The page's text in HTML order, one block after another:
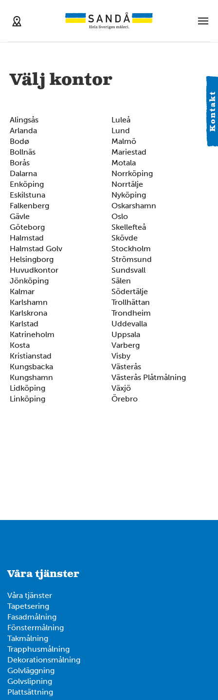
Kontakt
6
Välj kontor
Alingsås
Arlanda
Bodø
Bollnäs
Borås
Dalarna
Enköping
Eskilstuna
Falkenberg
Gävle
Göteborg
Halmstad
Halmstad Golv
Helsingborg
Huvudkontor
Jönköping
Kalmar
Karlshamn
Karlskrona
Karlstad
Katrineholm
Kosta
Kristianstad
Kungsbacka
Kungshamn
Lidköping
Linköping
Luleå
Lund
Malmö
Mariestad
Motala
Norrköping
Norrtälje
Nyköping
Oskarshamn
Oslo
Skellefteå
Skövde
Stockholm
Strömsund
Sundsvall
Sälen
Södertälje
Trollhättan
Trondheim
Uddevalla
Uppsala
Varberg
Visby
Västerås
Västerås Plåtmålning
Växjö
Örebro
Våra tjänster
Våra tjänster
Tapetsering
Fasadmålning
Fönstermålning
Takmålning
Trapphusmålning
Dekorationsmålning
Golvläggning
Golvslipning
Plattsättning